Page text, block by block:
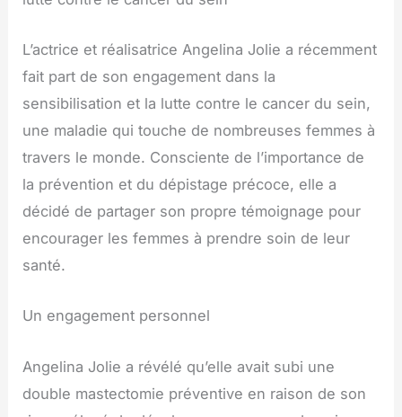
L’actrice et réalisatrice Angelina Jolie a récemment
fait part de son engagement dans la
sensibilisation et la lutte contre le cancer du sein,
une maladie qui touche de nombreuses femmes à
travers le monde. Consciente de l’importance de
la prévention et du dépistage précoce, elle a
décidé de partager son propre témoignage pour
encourager les femmes à prendre soin de leur
santé.
Un engagement personnel
Angelina Jolie a révélé qu’elle avait subi une
double mastectomie préventive en raison de son